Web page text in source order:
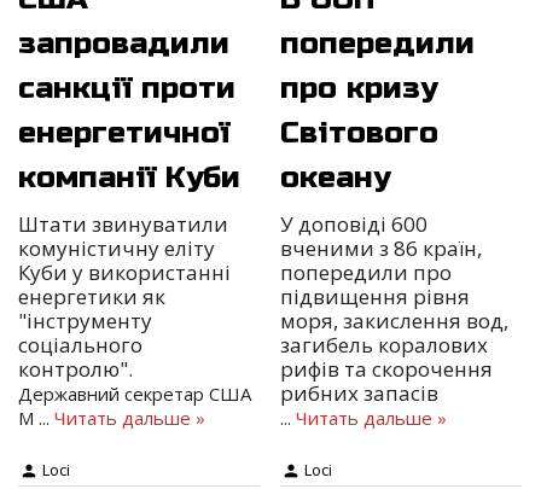
запровадили
санкції проти
енергетичної
компанії Куби
Штати звинуватили
комуністичну еліту
Куби у використанні
енергетики як
"інструменту
соціального
контролю".
Державний секретар США
М ... Читать дальше »
Loci
попередили
про кризу
Світового
океану
У доповіді 600
вченими з 86 країн,
попередили про
підвищення рівня
моря, закислення вод,
загибель коралових
рифів та скорочення
рибних запасів
...Читать дальше »
Loci